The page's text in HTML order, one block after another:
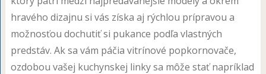
hravého dizajnu si vás získa aj rýchlou prípravou a
možnosťou dochutiť si pukance podľa vlastných
predstáv. Ak sa vám páčia vitrínové popkornovače,
ozdobou vašej kuchynskej linky sa môže stať napríklad